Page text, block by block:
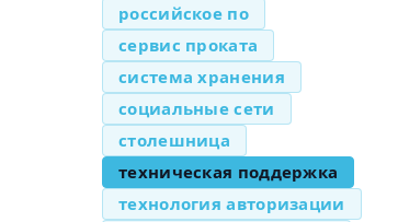
российское по
сервис проката
система хранения
социальные сети
столешница
техническая поддержка
технология авторизации